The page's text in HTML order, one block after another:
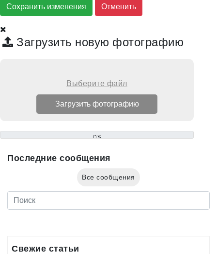
Сохранить изменения
Загрузить новую фотографию
Выберите файл
0%
Последние сообщения
Все сообщения
Свежие статьи